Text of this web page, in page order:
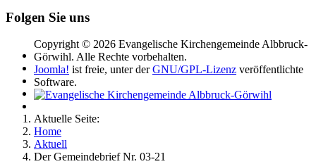
Folgen Sie uns
Copyright © 2026 Evangelische Kirchengemeinde Albbruck-
Görwihl. Alle Rechte vorbehalten.
Joomla! ist freie, unter derGNU/GPL-Lizenz veröffentlichte
Software.
Aktuelle Seite:
Home
Aktuell
Der Gemeindebrief Nr. 03-21